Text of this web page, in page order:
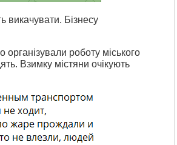
викачувати. Бізнесу
роботу міського
Взимку містяни очікують